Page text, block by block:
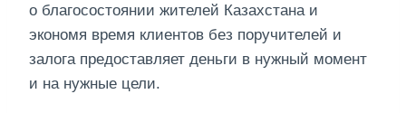
о благосостоянии жителей Казахстана и
экономя время клиентов без поручителей и
залога предоставляет деньги в нужный момент
и на нужные цели.